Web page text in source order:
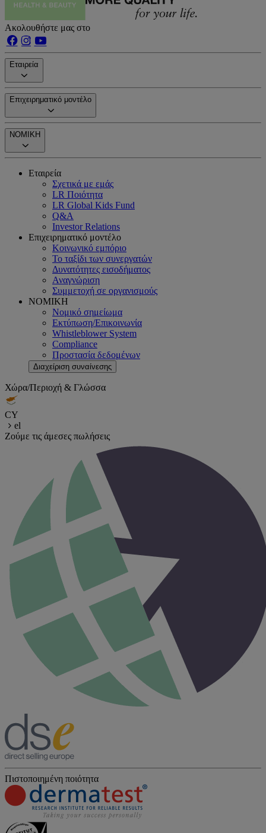
Ακολουθήστε μας στο
Εταιρεία
Επιχειρηματικό μοντέλο
ΝΟΜΙΚΗ
Εταιρεία
Σχετικά με εμάς
LR Ποιότητα
LR Global Kids Fund
Q&A
Investor Relations
Επιχειρηματικό μοντέλο
Κοινωνικό εμπόριο
Το ταξίδι των συνεργατών
Δυνατότητες εισοδήματος
Αναγνώριση
Συμμετοχή σε οργανισμούς
ΝΟΜΙΚΗ
Νομικό σημείωμα
Εκτύπωση/Επικοινωνία
Whistleblower System
Compliance
Προστασία δεδομένων
Διαχείριση συναίνεσης
Χώρα/Περιοχή & Γλώσσα
CY
el
Ζούμε τις άμεσες πωλήσεις
Πιστοποιημένη ποιότητα